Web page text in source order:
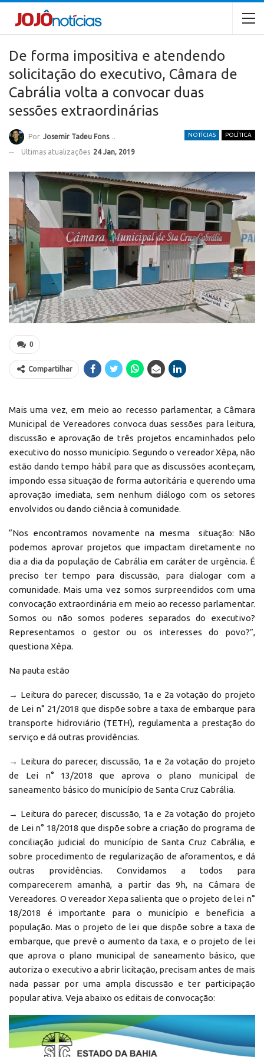
De forma impositiva e atendendo
solicitação do executivo, Câmara de
Cabrália volta a convocar duas
sessões extraordinárias
NOTÍCIAS POLÍTICA
Por Josemir Tadeu Fonseca
Ultimas atualizações 24 Jan, 2019
0
Compartilhar
Mais uma vez, em meio ao recesso parlamentar, a Câmara
Municipal de Vereadores convoca duas sessões para leitura,
discussão e aprovação de três projetos encaminhados pelo
executivo do nosso município. Segundo o vereador Xêpa, não
estão dando tempo hábil para que as discussões aconteçam,
impondo essa situação de forma autoritária e querendo uma
aprovação imediata, sem nenhum diálogo com os setores
envolvidos ou dando ciência à comunidade.
“Nos encontramos novamente na mesma situação: Não
podemos aprovar projetos que impactam diretamente no
dia a dia da população de Cabrália em caráter de urgência. É
preciso ter tempo para discussão, para dialogar com a
comunidade. Mais uma vez somos surpreendidos com uma
convocação extraordinária em meio ao recesso parlamentar.
Somos ou não somos poderes separados do executivo?
Representamos o gestor ou os interesses do povo?”,
questiona Xêpa.
Na pauta estão
→ Leitura do parecer, discussão, 1a e 2a votação do projeto
de Lei n° 21/2018 que dispõe sobre a taxa de embarque para
transporte hidroviário (TETH), regulamenta a prestação do
serviço e dá outras providências.
→ Leitura do parecer, discussão, 1a e 2a votação do projeto
de Lei n° 13/2018 que aprova o plano municipal de
saneamento básico do município de Santa Cruz Cabrália.
→ Leitura do parecer, discussão, 1a e 2a votação do projeto
de Lei n° 18/2018 que dispõe sobre a criação do programa de
conciliação judicial do município de Santa Cruz Cabrália, e
sobre procedimento de regularização de aforamentos, e dá
outras providências. Convidamos a todos para
comparecerem amanhã, a partir das 9h, na Câmara de
Vereadores. O vereador Xepa salienta que o projeto de lei n°
18/2018 é importante para o município e beneficia a
população. Mas o projeto de lei que dispõe sobre a taxa de
embarque, que prevê o aumento da taxa, e o projeto de lei
que aprova o plano municipal de saneamento básico, que
autoriza o executivo a abrir licitação, precisam antes de mais
nada passar por uma ampla discussão e ter participação
popular ativa. Veja abaixo os editais de convocação: